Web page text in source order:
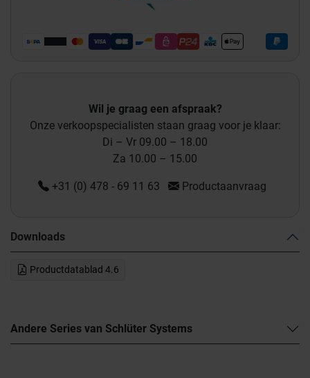
Wil je graag een afspraak?
Onze verkoopspecialisten staan graag voor je klaar:
Di – Vr 09.00 – 18.00
Za 10.00 – 15.00
+31 (0) 478 - 69 11 63 Productaanvraag
Downloads
Productdatablad 4.6
Andere Series van Schlüter Systems